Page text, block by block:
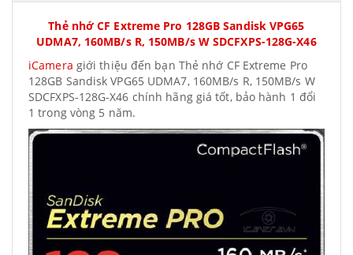
Thẻ nhớ CF Extreme Pro 128GB Sandisk VPG65
UDMA7, 160MB/s R, 150MB/s W SDCFXPS-128G-X46
iCamera giới thiệu đến bạn Thẻ nhớ CF Extreme Pro
128GB Sandisk VPG65 UDMA7, 160MB/s R, 150MB/s W
SDCFXPS-128G-X46 chính hãng giá tốt, bảo hành 1 đổi
1 trong vòng 5 năm.